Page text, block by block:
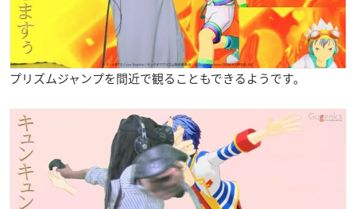
プリズムジャンプを間近で観ることもできるようです。